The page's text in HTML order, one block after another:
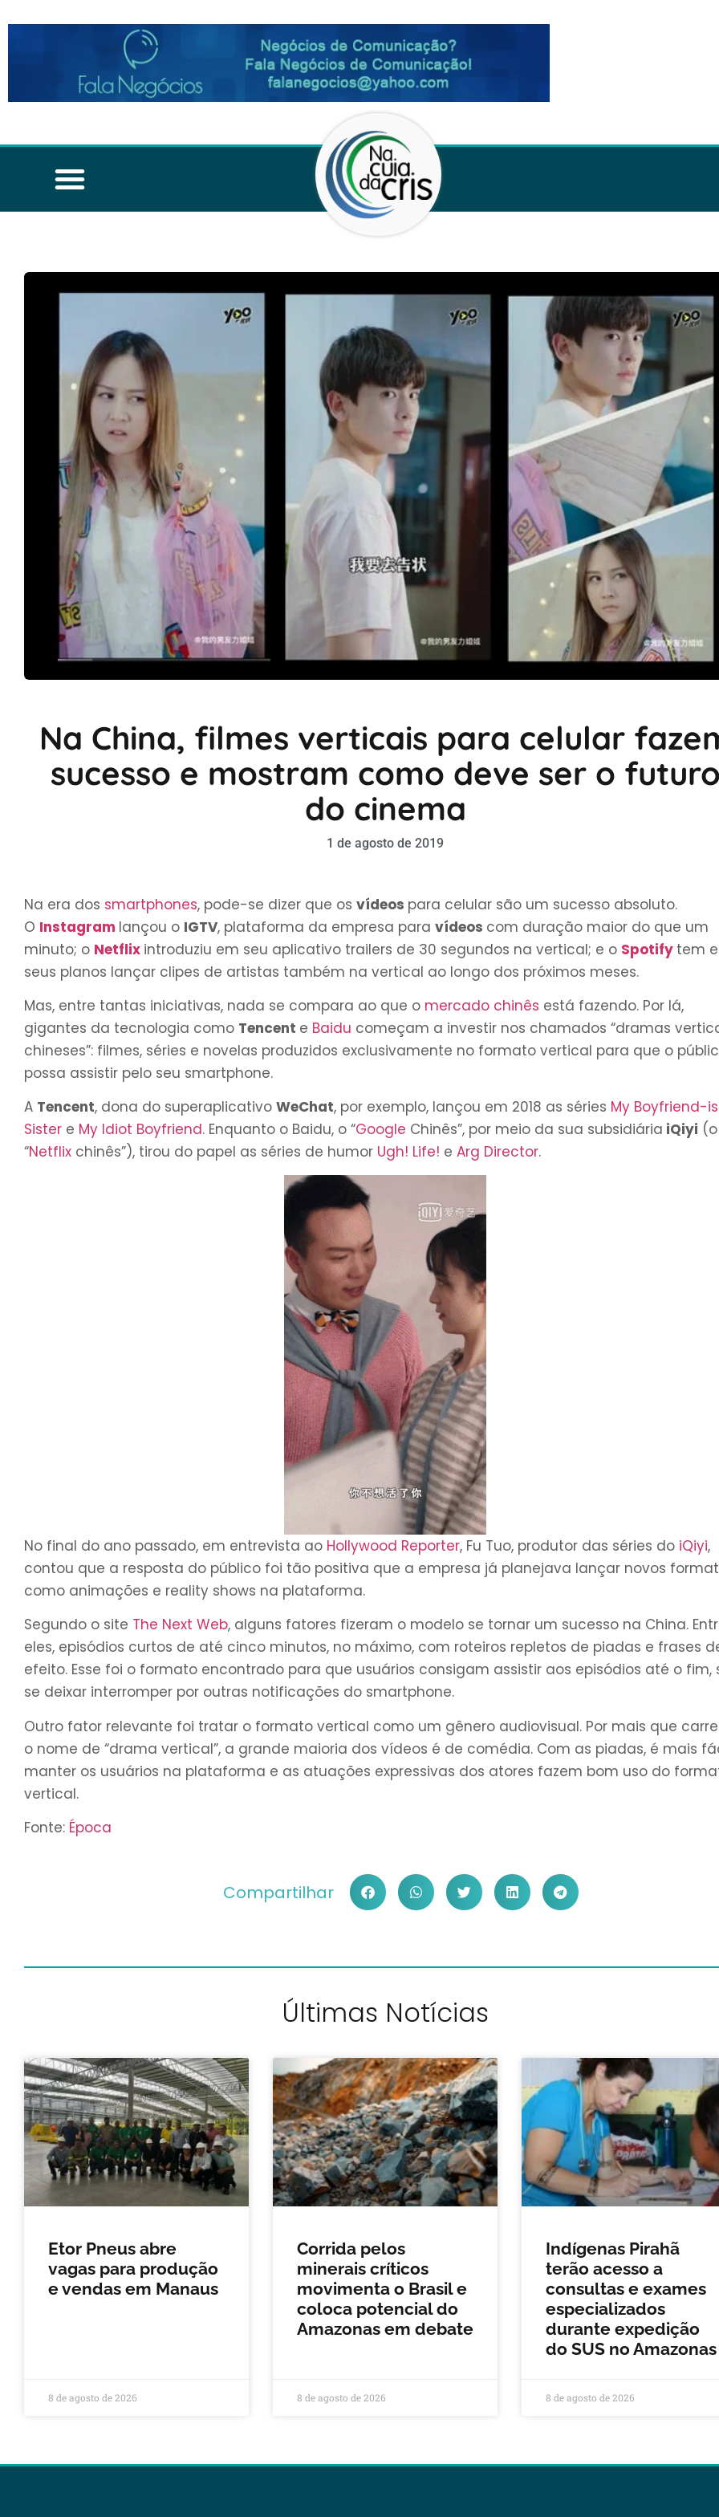
Na China, filmes verticais para celular
sucesso e mostram como deve ser o
do cinema
1 de agosto de 2019
Na era dos smartphones, pode-se dizer que os vídeos para celular são um sucesso absoluto.
O Instagram lançou o IGTV, plataforma da empresa para vídeos com duração maior do que um
minuto; o Netflix introduziu em seu aplicativo trailers de 30 segundos na vertical; e o Spotify tem
seus planos lançar clipes de artistas também na vertical ao longo dos próximos meses.
Mas, entre tantas iniciativas, nada se compara ao que o mercado chinês está fazendo. Por lá,
gigantes da tecnologia como Tencent e Baidu começam a investir nos chamados “dramas
chineses”: filmes, séries e novelas produzidos exclusivamente no formato vertical para que o
possa assistir pelo seu smartphone.
A Tencent, dona do superaplicativo WeChat, por exemplo, lançou em 2018 as séries My Boyfriend-
Sister e My Idiot Boyfriend. Enquanto o Baidu, o “Google Chinês”, por meio da sua subsidiária iQiyi (o
“Netflix chinês”), tirou do papel as séries de humor Ugh! Life! e Arg Director.
No final do ano passado, em entrevista ao Hollywood Reporter, Fu Tuo, produtor das séries do iQiyi,
contou que a resposta do público foi tão positiva que a empresa já planejava lançar novos
como animações e reality shows na plataforma.
Segundo o site The Next Web, alguns fatores fizeram o modelo se tornar um sucesso na China.
eles, episódios curtos de até cinco minutos, no máximo, com roteiros repletos de piadas e frases
efeito. Esse foi o formato encontrado para que usuários consigam assistir aos episódios até o fim,
se deixar interromper por outras notificações do smartphone.
Outro fator relevante foi tratar o formato vertical como um gênero audiovisual. Por mais que
o nome de “drama vertical”, a grande maioria dos vídeos é de comédia. Com as piadas, é mais
manter os usuários na plataforma e as atuações expressivas dos atores fazem bom uso do
vertical.
Fonte: Época
Compartilhar
Últimas Notícias
Etor Pneus abre
vagas para produção
e vendas em Manaus
8 de agosto de 2026
Corrida pelos
minerais críticos
movimenta o Brasil e
coloca potencial do
Amazonas em debate
8 de agosto de 2026
Indígenas Pirahã
terão acesso a
consultas e exames
especializados
durante expedição
do SUS no Amazonas
8 de agosto de 2026